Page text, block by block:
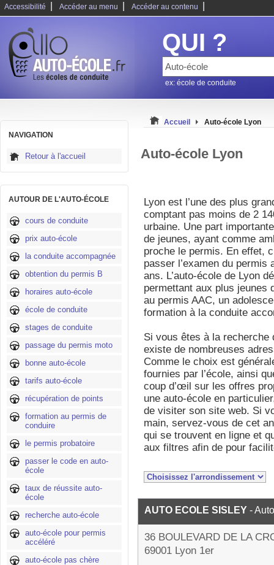
Accessibilité Accéder au menu Accéder au contenu
QUI ?
ex: école de conduite
NAVIGATION
Retour à l'accueil
AUTOUR DE L'AUTO-ÉCOLE
cours de conduite
prix auto-école
la conduite accompagnée
obtention du permis B
horaires auto-école
école de conduite
stages de conduite
passage du permis moto
bonne auto-école
tarifs auto-école
récupération de points
formation au permis de
conduire
le permis probatoire
passer le code en auto-
école
taux de réussite auto-
école
recherche auto-école
auto-école pour permis
accéléré
auto-école pas chère
Accueil Auto-école Lyon
Auto-école Lyon
Lyon est l’une des plus
comptant pas moins de 2
urbaine. Une part
de jeunes, ayant comme
proche le permis. En effet,
passer l’examen du permis
ans. L’auto-école de Lyon
permettant aux plus jeunes
au permis AAC, un
formation à la conduite
Si vous êtes à la recherche
existe de nombreuses
Comme le choix est
fournies par l’école, ainsi
coup d’œil sur les offres
une auto-école en
de visiter son site web. Si
main, servez-vous de cet
qui se trouvent en ligne et
aux filtres afin de pour
AUTO ECOLE SISLEY -
36 BOULEVARD DE LA
69001 Lyon 1er